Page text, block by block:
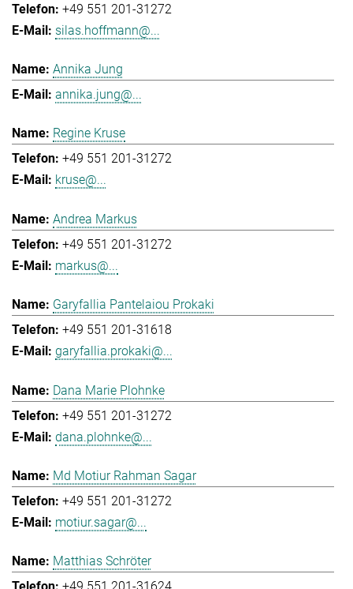
+49 551 201-31272
silas.hoffmann@...
Annika Jung
annika.jung@...
Regine Kruse
+49 551 201-31272
kruse@...
Andrea Markus
+49 551 201-31272
markus@...
Garyfallia Pantelaiou Prokaki
+49 551 201-31618
garyfallia.prokaki@...
Dana Marie Plohnke
+49 551 201-31272
dana.plohnke@...
Md Motiur Rahman Sagar
+49 551 201-31272
motiur.sagar@...
Matthias Schröter